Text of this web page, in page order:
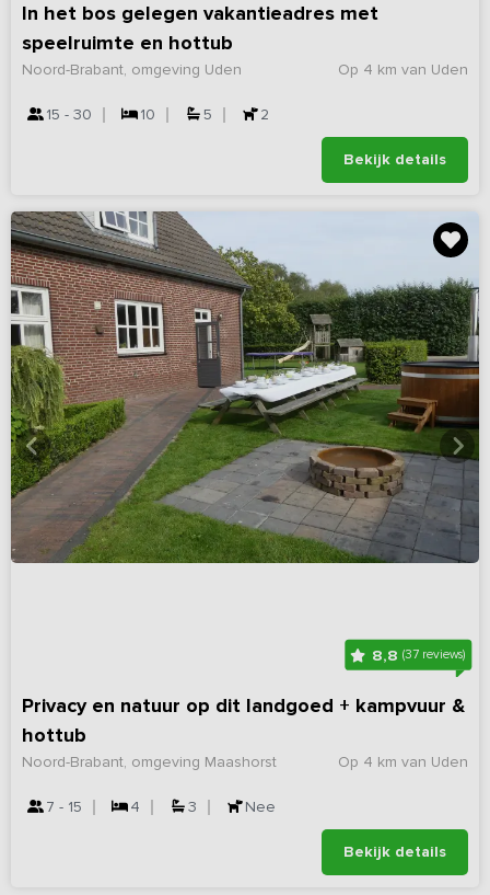
In het bos gelegen vakantieadres met
speelruimte en hottub
Op 4 km van Uden
Noord-Brabant, omgeving Uden
15 - 30 10 5 2
Bekijk details
8,8 (37 reviews)
Privacy en natuur op dit landgoed + kampvuur &
hottub
Op 4 km van Uden
Noord-Brabant, omgeving Maashorst
7 - 15 4 3 Nee
Bekijk details